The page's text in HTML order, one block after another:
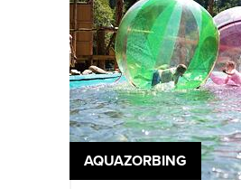
AQUAZORBING